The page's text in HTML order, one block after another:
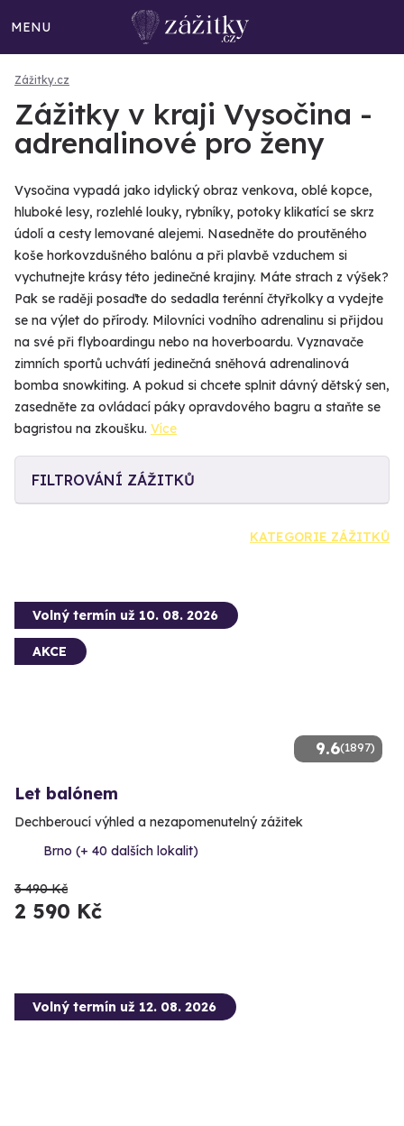
MENU
Zážitky.cz
Zážitky v kraji Vysočina -
adrenalinové pro ženy
Vysočina vypadá jako idylický obraz venkova, oblé kopce,
hluboké lesy, rozlehlé louky, rybníky, potoky klikatící se skrz
údolí a cesty lemované alejemi. Nasedněte do proutěného
koše horkovzdušného balónu a při plavbě vzduchem si
vychutnejte krásy této jedinečné krajiny. Máte strach z výšek?
Pak se raději posaďte do sedadla terénní čtyřkolky a vydejte
se na výlet do přírody. Milovníci vodního adrenalinu si přijdou
na své při flyboardingu nebo na hoverboardu. Vyznavače
zimních sportů uchvátí jedinečná sněhová adrenalinová
bomba snowkiting. A pokud si chcete splnit dávný dětský sen,
zasedněte za ovládací páky opravdového bagru a staňte se
bagristou na zkoušku. Více
FILTROVÁNÍ ZÁŽITKŮ
KATEGORIE ZÁŽITKŮ
9.6(1897)
Volný termín už 10. 08. 2026
AKCE
Let balónem
Dechberoucí výhled a nezapomenutelný zážitek
Brno (+ 40 dalších lokalit)
3 490 Kč
2 590 Kč
Volný termín už 12. 08. 2026